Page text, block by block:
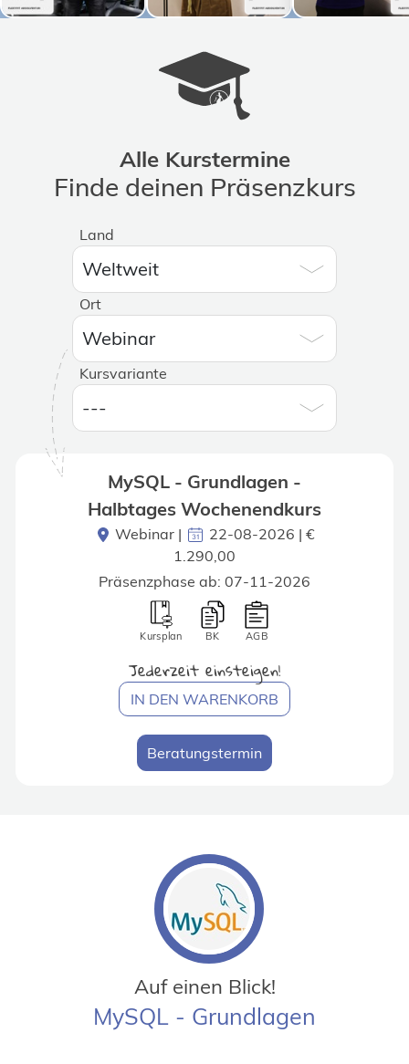
Alle Kurstermine
Finde deinen Präsenzkurs
Land
Ort
Kursvariante
MySQL - Grundlagen -
Halbtages Wochenendkurs
Webinar |
22-08-2026 | €
1.290,00
Präsenzphase ab: 07-11-2026
Kursplan BK AGB
IN DEN WARENKORB
Jederzeit einsteigen!
Beratungstermin
Auf einen Blick!
MySQL - Grundlagen